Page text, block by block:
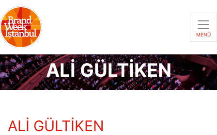
MENÜ
ALİ GÜLTİKEN
ALİ GÜLTİKEN